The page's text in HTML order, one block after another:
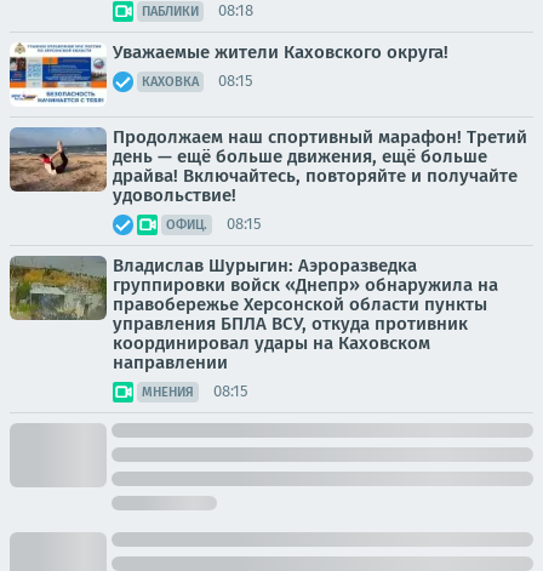
ПАБЛИКИ 08:18
Уважаемые жители Каховского округа!
КАХОВКА 08:15
Продолжаем наш спортивный марафон! Третий
день — ещё больше движения, ещё больше
драйва! Включайтесь, повторяйте и получайте
удовольствие!
ОФИЦ. 08:15
Владислав Шурыгин: Аэроразведка
группировки войск «Днепр» обнаружила на
правобережье Херсонской области пункты
управления БПЛА ВСУ, откуда противник
координировал удары на Каховском
направлении
МНЕНИЯ 08:15